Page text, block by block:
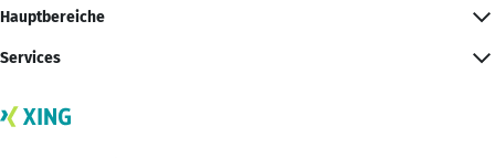
Hauptbereiche
Services